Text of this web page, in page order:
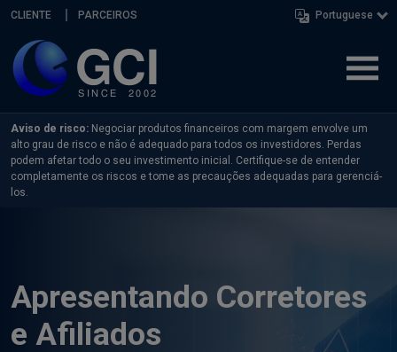
Skip navigation
CLIENTE PARCEIROS Portuguese
Aviso de risco: Negociar produtos financeiros com margem envolve um
alto grau de risco e não é adequado para todos os investidores. Perdas
podem afetar todo o seu investimento inicial. Certifique-se de entender
completamente os riscos e tome as precauções adequadas para gerenciá-
los.
Apresentando Corretores
e Afiliados